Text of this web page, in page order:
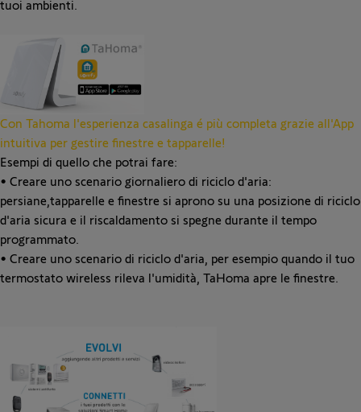
tuoi ambienti.
Con Tahoma l'esperienza casalinga é più completa grazie all'App
intuitiva per gestire finestre e tapparelle!
Esempi di quello che potrai fare:
• Creare uno scenario giornaliero di riciclo d'aria:
persiane,tapparelle e finestre si aprono su una posizione di riciclo
d'aria sicura e il riscaldamento si spegne durante il tempo
programmato.
• Creare uno scenario di riciclo d'aria, per esempio quando il tuo
termostato wireless rileva l'umidità, TaHoma apre le finestre.